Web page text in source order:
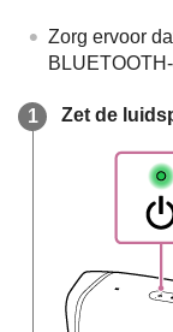
Zorg ervoor
Zet de